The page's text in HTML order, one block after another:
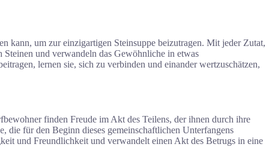
kann, um zur einzigartigen Steinsuppe beizutragen. Mit jeder Zutat,
und verwandeln das Gewöhnliche in etwas
lernen sie, sich zu verbinden und einander wertzuschätzen,
finden Freude im Akt des Teilens, der ihnen durch ihre
die für den Beginn dieses gemeinschaftlichen Unterfangens
und Freundlichkeit und verwandelt einen Akt des Betrugs in eine